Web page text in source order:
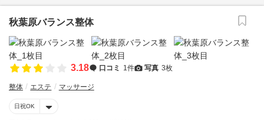
秋葉原バランス整体
3.18 口コミ 1件 写真 3枚
整体 エステ マッサージ
日祝OK